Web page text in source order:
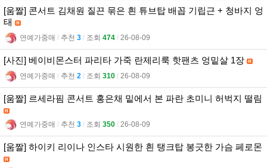
[움짤] 콘서트 김채원 질끈 묶은 흰 튜브탑 배꼽 기립근 + 청바지 엉
태
연예가중매 l 추천 3 l 조회 474 l 26-08-09
[사진] 베이비몬스터 파리타 가죽 란제리룩 핫팬츠 엉밑살 1장
연예가중매 l 추천 2 l 조회 310 l 26-08-09
[움짤] 르세라핌 콘서트 홍은채 밑에서 본 파란 초미니 허벅지 떨림
연예가중매 l 추천 3 l 조회 350 l 26-08-09
[움짤] 하이키 리이나 인스타 시원한 흰 탱크탑 봉긋한 가슴 페로몬